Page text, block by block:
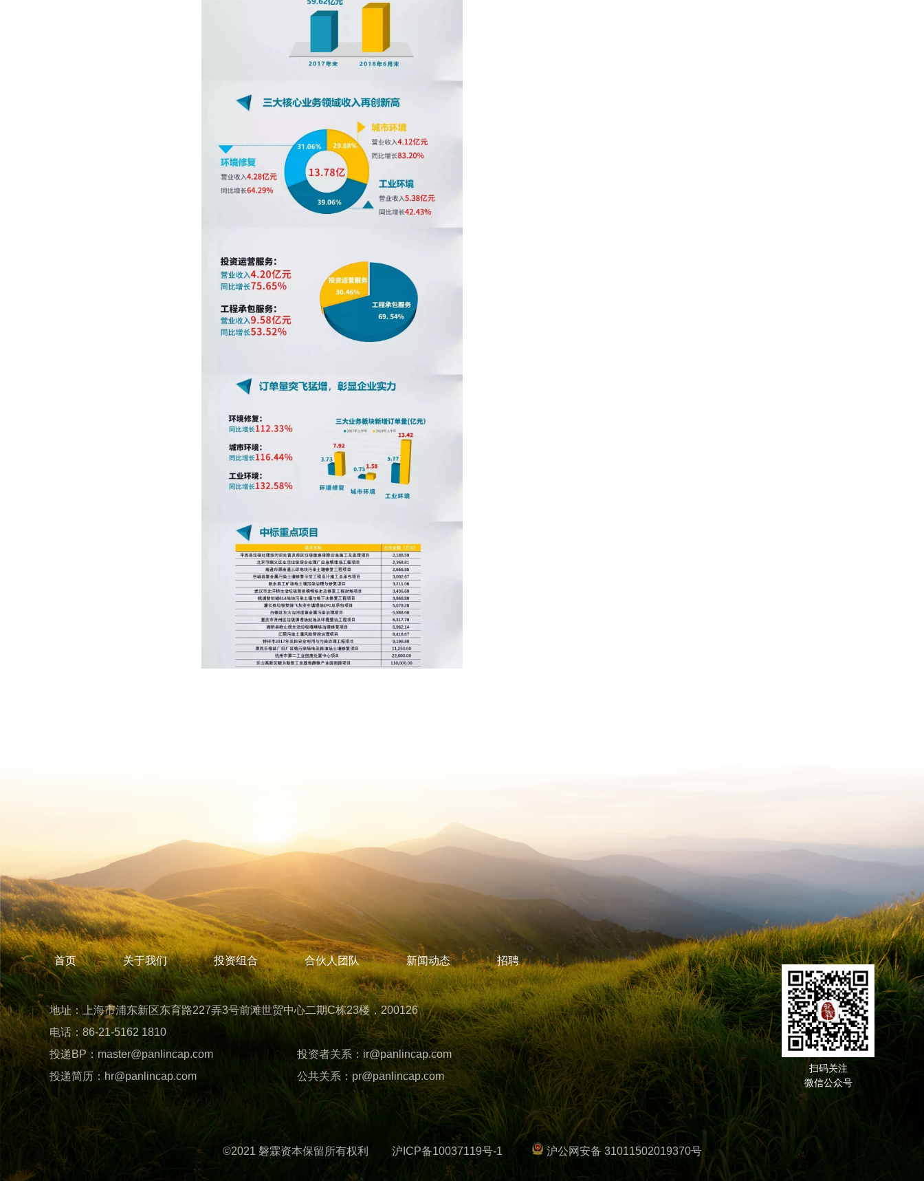
首页 关于我们 投资组合 合伙人团队 新闻动态 招聘
地址：上海市浦东新区东育路227弄3号前滩世贸中心二期C栋23楼，200126
电话：86-21-5162 1810
投递BP：master@panlincap.com 投资者关系：ir@panlincap.com
投递简历：hr@panlincap.com 公共关系： pr@panlincap.com
扫码关注
微信公众号
©2021 磐霖资本保留所有权利 沪ICP备10037119号-1 沪公网安备 31011502019370号